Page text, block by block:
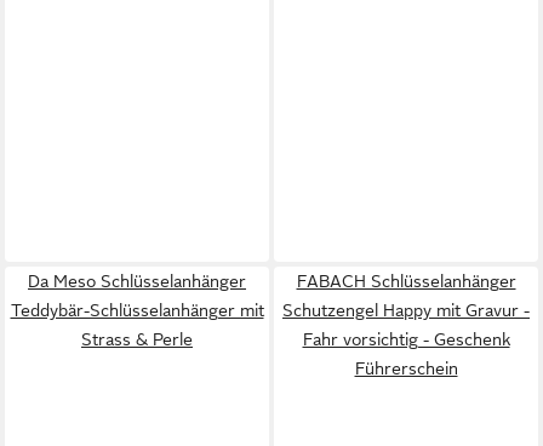
Da Meso Schlüsselanhänger
Teddybär-Schlüsselanhänger mit
Strass & Perle
FABACH Schlüsselanhänger
Schutzengel Happy mit Gravur -
Fahr vorsichtig - Geschenk
Führerschein